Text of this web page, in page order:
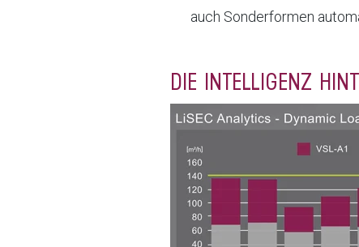
auch Sonderformen
DIE INTELLIGENZ